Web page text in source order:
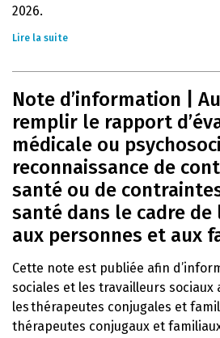
2026.
Lire la suite
Note d’information |
remplir le rapport
médicale ou
reconnaissance de
santé ou de
santé dans le cadre de
aux personnes et aux
Cette note est publiée afin
sociales et les travailleurs sociaux
les thérapeutes conjugales et
thérapeutes conjugaux et